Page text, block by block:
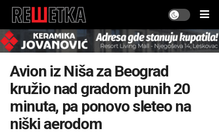
Avion iz Niša za Beograd
kružio nad gradom punih 20
minuta, pa ponovo sleteo na
niški aerodom